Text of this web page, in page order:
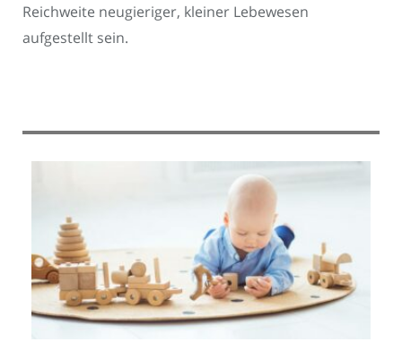
Reichweite neugieriger, kleiner Lebewesen
aufgestellt sein.